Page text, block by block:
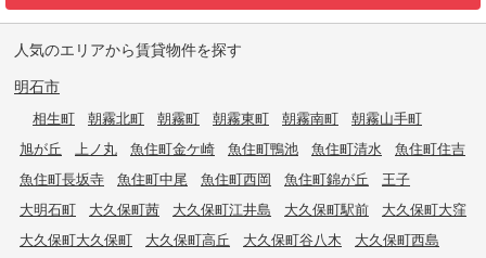
人気のエリアから賃貸物件を探す
明石市
相生町 朝霧北町 朝霧町 朝霧東町 朝霧南町
朝霧山手町
旭が丘
上ノ丸 魚住町金ケ崎 魚住町鴨池 魚住町清水
魚住町住吉
魚住町長坂寺
魚住町中尾 魚住町西岡 魚住町錦が丘
王子
大明石町
大久保町茜 大久保町江井島 大久保町駅前
大久保町大窪
大久保町大久保町
大久保町高丘 大久保町谷八木
大久保町西島